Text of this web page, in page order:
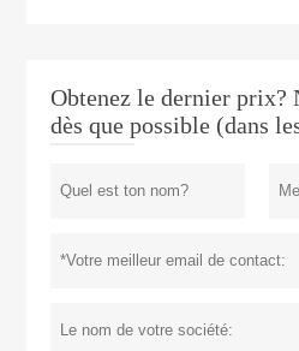
Obtenez le dernier prix?
dès que possible (dans